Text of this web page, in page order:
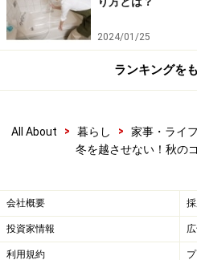
りと消毒し、毒餌剤を置いて
にくくなります。
な虫の侵入経路
春からが勝負！ゴキブリ
相
ゴキブリ対策！駆除・退
はコレ
2024/01/25
ランキングを
All About > 暮らし > 家事・ライ
冬を越させない！秋の
会社概要
投資家情報
利用規約